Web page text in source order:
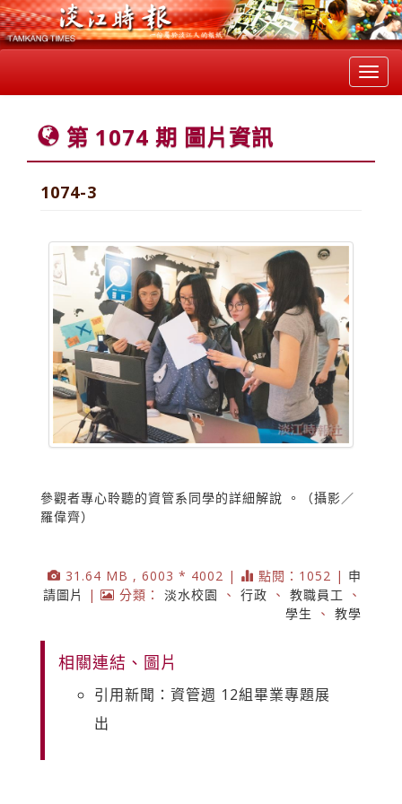
第 1074 期 圖片資訊
1074-3
參觀者專心聆聽的資管系同學的詳細解說 。（攝影／
羅偉齊）
31.64 MB , 6003 * 4002 | 點閱：1052 | 申
請圖片
| 分類： 淡水校園 、 行政 、 教職員工
、
學生
、 教學
相關連結、圖片
引用新聞：資管週 12組畢業專題展
出